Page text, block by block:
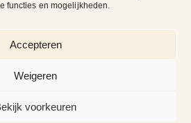
functies en mogelijkheden.
Accepteren
Weigeren
voorkeuren